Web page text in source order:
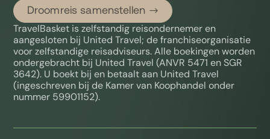
Droomreis samenstellen
TravelBasket is zelfstandig reisondernemer en
aangesloten bij United Travel; de franchiseorganisatie
voor zelfstandige reisadviseurs. Alle boekingen worden
ondergebracht bij United Travel (ANVR 5471 en SGR
3642). U boekt bij en betaalt aan United Travel
(ingeschreven bij de Kamer van Koophandel onder
nummer 59901152).